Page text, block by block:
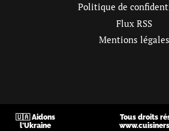
Politique de
Flux RSS
Mentions légales
🇺🇦 Aidons
l'Ukraine
Tous droits